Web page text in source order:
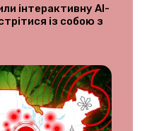
інтерактивну AI-
із собою з